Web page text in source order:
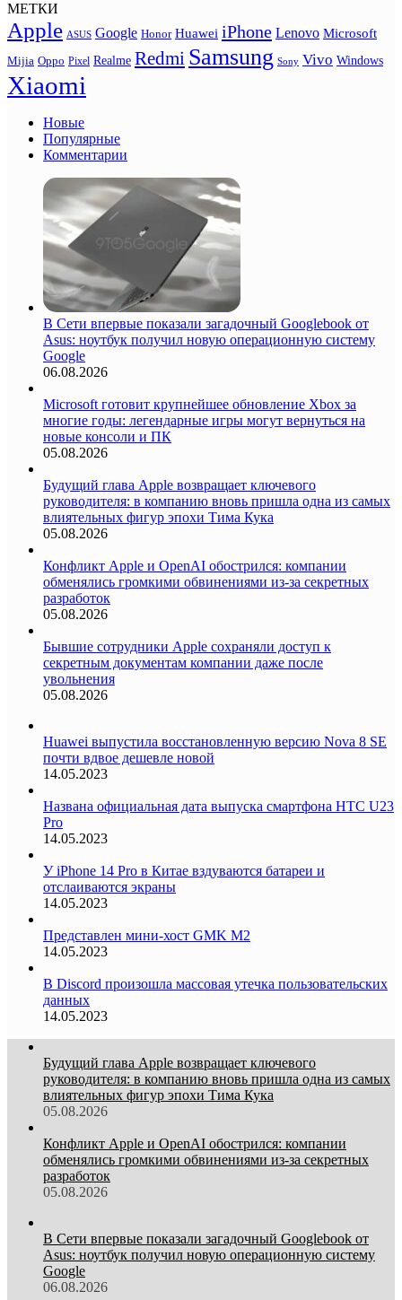
МЕТКИ
Apple ASUS Google Honor Huawei iPhone Lenovo Microsoft
Mijia Oppo Pixel Realme Redmi Samsung Sony Vivo Windows
Xiaomi
Новые
Популярные
Комментарии
В Сети впервые показали загадочный Googlebook от
Asus: ноутбук получил новую операционную систему
Google
06.08.2026
Microsoft готовит крупнейшее обновление Xbox за
многие годы: легендарные игры могут вернуться на
новые консоли и ПК
05.08.2026
Будущий глава Apple возвращает ключевого
руководителя: в компанию вновь пришла одна из самых
влиятельных фигур эпохи Тима Кука
05.08.2026
Конфликт Apple и OpenAI обострился: компании
обменялись громкими обвинениями из-за секретных
разработок
05.08.2026
Бывшие сотрудники Apple сохраняли доступ к
секретным документам компании даже после
увольнения
05.08.2026
Huawei выпустила восстановленную версию Nova 8 SE
почти вдвое дешевле новой
14.05.2023
Названа официальная дата выпуска смартфона HTC U23
Pro
14.05.2023
У iPhone 14 Pro в Китае вздуваются батареи и
отслаиваются экраны
14.05.2023
Представлен мини-хост GMK M2
14.05.2023
В Discord произошла массовая утечка пользовательских
данных
14.05.2023
Будущий глава Apple возвращает ключевого
руководителя: в компанию вновь пришла одна из самых
влиятельных фигур эпохи Тима Кука
05.08.2026
Конфликт Apple и OpenAI обострился: компании
обменялись громкими обвинениями из-за секретных
разработок
05.08.2026
В Сети впервые показали загадочный Googlebook от
Asus: ноутбук получил новую операционную систему
Google
06.08.2026